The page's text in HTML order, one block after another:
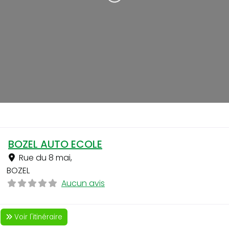
BOZEL AUTO ECOLE
Rue du 8 mai,
BOZEL
Aucun avis
Voir l'itinéraire